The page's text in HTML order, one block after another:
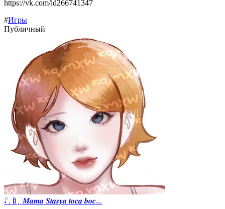
https://vk.com/id266741347
#Игры
Публичный
𝆺𝅥 𝆭.🍼 ֶָ ׄ𝑴𝒂𝒎𝒂 𝑺𝒕𝒂𝒔𝒚𝒂 𝒕𝒐𝒄𝒂 𝒃𝒐𝒄...